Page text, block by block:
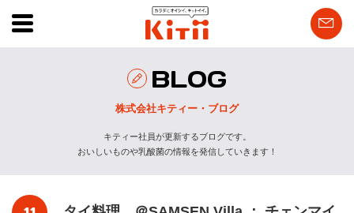
BLOG
株式会社キティー・ブログ
キティー社員が更新するブログです。
おいしいものや乳酸菌の情報を発信していきます！